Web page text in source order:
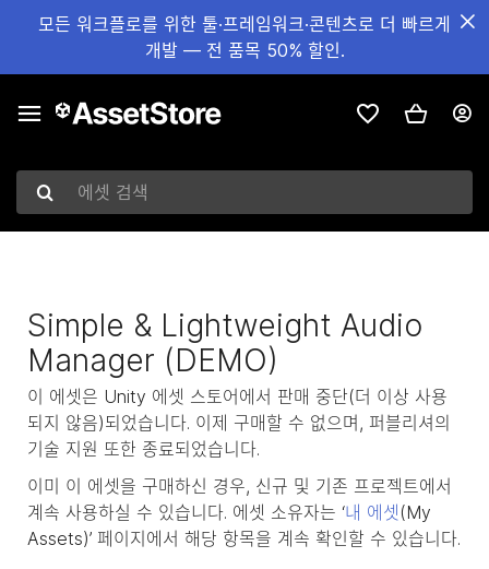
모든 워크플로를 위한 툴·프레임워크·콘텐츠로 더 빠르게
개발 — 전 품목 50% 할인.
에셋 검색
Simple & Lightweight Audio
Manager (DEMO)
이 에셋은 Unity 에셋 스토어에서 판매 중단(더 이상 사용
되지 않음)되었습니다. 이제 구매할 수 없으며, 퍼블리셔의
기술 지원 또한 종료되었습니다.
이미 이 에셋을 구매하신 경우, 신규 및 기존 프로젝트에서
계속 사용하실 수 있습니다. 에셋 소유자는 ‘내 에셋 (My
Assets)’ 페이지에서 해당 항목을 계속 확인할 수 있습니다.